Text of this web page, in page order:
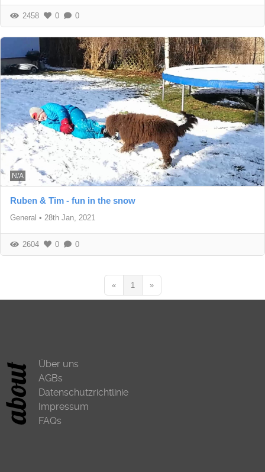
2458 0 0
N/A
Ruben & Tim - fun in the snow
General • 28th Jan, 2021
2604 0 0
« 1 »
Über uns
AGBs
Datenschutzrichtlinie
Impressum
FAQs